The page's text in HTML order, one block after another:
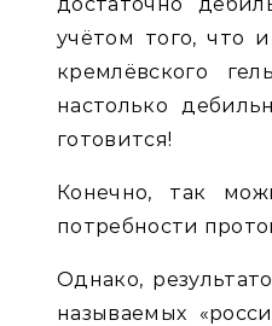
учётом того, что
кремлёвского
настолько
готовится!
Конечно, так
потребности
Однако,
называемых